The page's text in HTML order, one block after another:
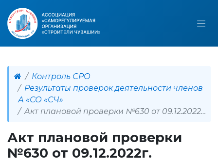
Контроль СРО
Результаты проверок деятельности членов
А «СО «СЧ»
Акт плановой проверки №630 от 09.12.2022г.
Акт плановой проверки
№630 от 09.12.2022г.